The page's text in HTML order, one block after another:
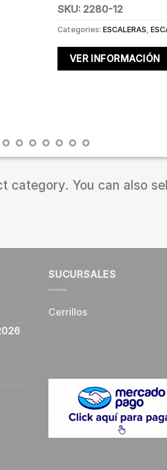
SKU: 2280-12
Categories: ESCALERAS
VER INFORMACIÓN
category. You can also
SUCURSALES
Cerrillos